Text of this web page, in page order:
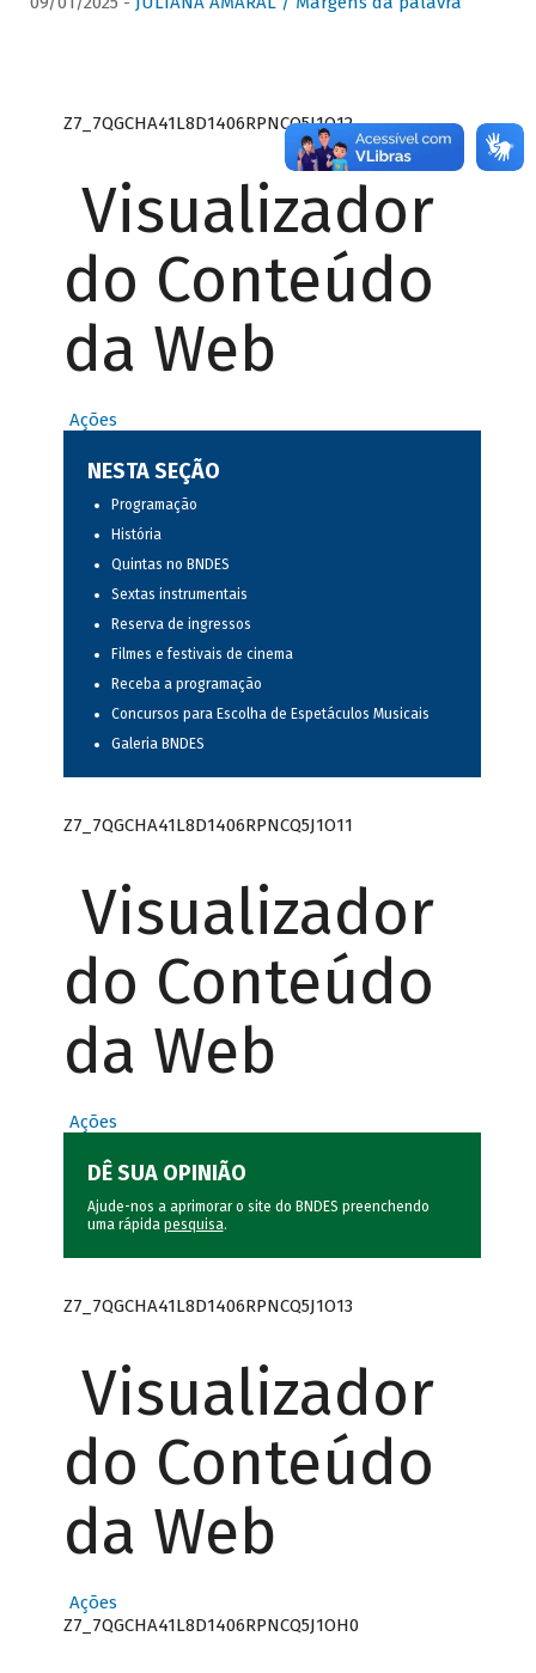
Z7_7QGCHA41L8D1406RPNCQ5J1O12
Visualizador
do Conteúdo
da Web
Ações
NESTA SEÇÃO
Programação
História
Quintas no BNDES
Sextas instrumentais
Reserva de ingressos
Filmes e festivais de cinema
Receba a programação
Concursos para Escolha de Espetáculos Musicais
Galeria BNDES
Z7_7QGCHA41L8D1406RPNCQ5J1O11
Visualizador
do Conteúdo
da Web
Ações
DÊ SUA OPINIÃO
Ajude-nos a aprimorar o site do BNDES preenchendo
uma rápida pesquisa.
Z7_7QGCHA41L8D1406RPNCQ5J1O13
Visualizador
do Conteúdo
da Web
Ações
Z7_7QGCHA41L8D1406RPNCQ5J1OH0